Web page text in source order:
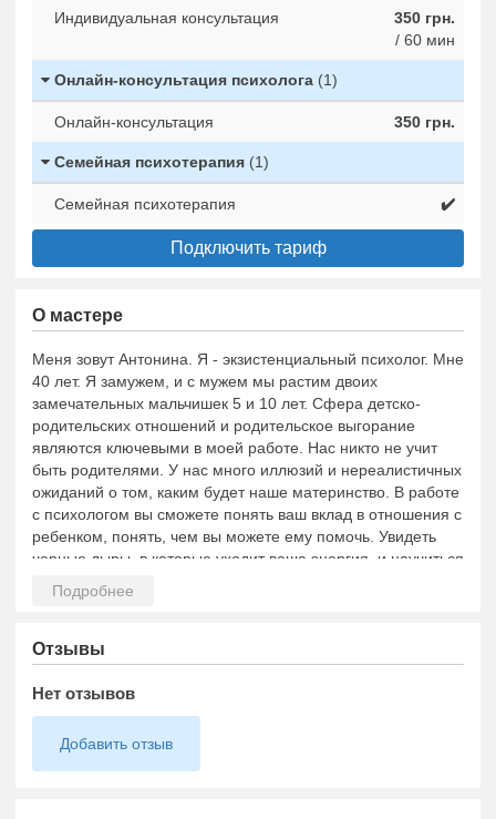
Индивидуальная консультация
350 грн.
/ 60 мин
Онлайн-консультация психолога (1)
Онлайн-консультация 350 грн.
Семейная психотерапия (1)
Семейная психотерапия ✔️
Подключить тариф
О мастере
Меня зовут Антонина. Я - экзистенциальный психолог. Мне
40 лет. Я замужем, и с мужем мы растим двоих
замечательных мальчишек 5 и 10 лет. Сфера детско-
родительских отношений и родительское выгорание
являются ключевыми в моей работе. Нас никто не учит
быть родителями. У нас много иллюзий и нереалистичных
ожиданий о том, каким будет наше материнство. В работе
с психологом вы сможете понять ваш вклад в отношения с
ребенком, понять, чем вы можете ему помочь. Увидеть
черные дыры, в которые уходит ваша энергия, и научиться
Отзывы
Нет отзывов
Добавить отзыв